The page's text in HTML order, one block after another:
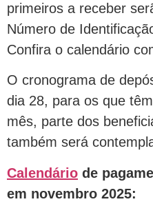
primeiros a receber
Número de
Confira o calendário
O cronograma de
dia 28, para os que
mês, parte dos
também será
Calendário de
em novembro 2025: